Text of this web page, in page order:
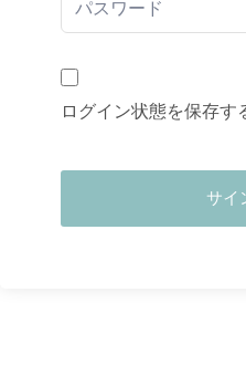
ログイン状態を保存す
サイ